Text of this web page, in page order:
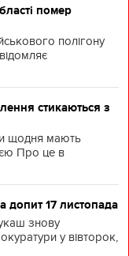
помер
полігону
стикаються з
щодня мають
Про це в
17 листопада
знову
у вівторок,